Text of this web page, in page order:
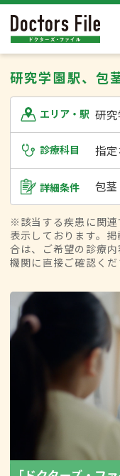
研究学園駅、包
エリア・駅 研
診療科目 指
詳細条件 包茎
※該当する疾患に関
表示しております。
合は、ご希望の診療
機関に直接ご確認くだ